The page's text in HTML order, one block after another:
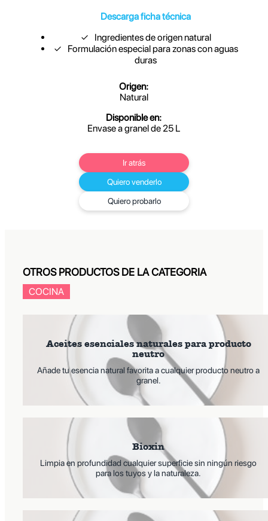
Descarga ficha técnica
Ingredientes de origen natural
Formulación especial para zonas con aguas
duras
Origen:
Natural
Disponible en:
Envase a granel de 25 L
Ir atrás
Quiero venderlo
Quiero probarlo
OTROS PRODUCTOS DE LA CATEGORIA
COCINA
Aceites esenciales naturales para producto
neutro
Añade tu esencia natural favorita a cualquier producto neutro a
granel.
Bioxin
Limpia en profundidad cualquier superficie sin ningún riesgo
para los tuyos y la naturaleza.